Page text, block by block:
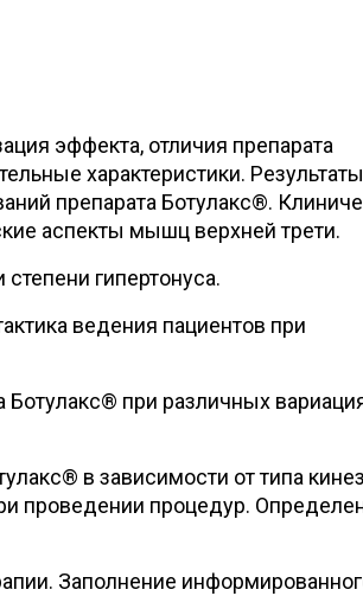
эффекта, отличия препарата
характеристики. Результаты
препарата Ботулакс®.
аспекты мышц верхней трети.
гипертонуса.
ведения пациентов при
Ботулакс® при различных
в зависимости от типа
проведении процедур.
Заполнение